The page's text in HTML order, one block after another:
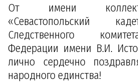
От имени
«Севастопольский
Следственного
Федерации имени В.И.
лично сердечно
народного единства!